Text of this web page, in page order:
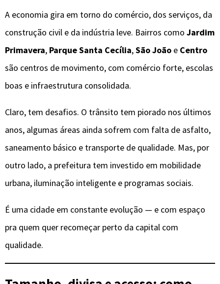
A economia gira em torno do comércio, dos serviços, da
construção civil e da indústria leve. Bairros como Jardim
Primavera, Parque Santa Cecília,São João e Centro
são centros de movimento, com comércio forte, escolas
boas e infraestrutura consolidada.
Claro, tem desafios. O trânsito tem piorado nos últimos
anos, algumas áreas ainda sofrem com falta de asfalto,
saneamento básico e transporte de qualidade. Mas, por
outro lado, a prefeitura tem investido em mobilidade
urbana, iluminação inteligente e programas sociais.
É uma cidade em constante evolução — e com espaço
pra quem quer recomeçar perto da capital com
qualidade.